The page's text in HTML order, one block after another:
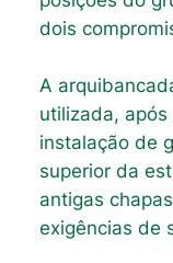
dois
A
utilizada,
instalação de
superior da
antigas
exigências de